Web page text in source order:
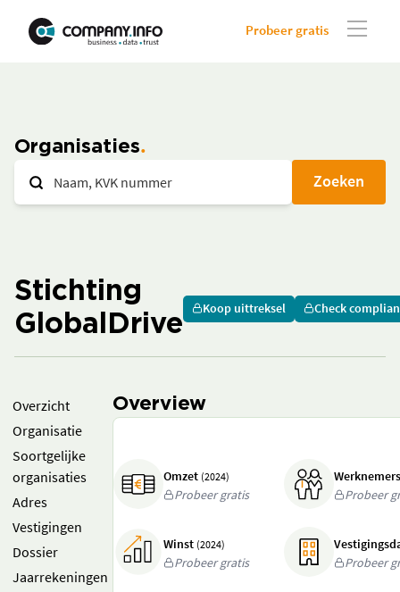
Probeer gratis
Organisaties
Zoeken
Stichting
GlobalDrive
Koop uittreksel Check
Overzicht
Organisatie
Soortgelijke
organisaties
Adres
Vestigingen
Dossier
Jaarrekeningen
Overview
Omzet (2024)
Probeer gratis
Probeer
Winst (2024)
Probeer gratis
Probeer